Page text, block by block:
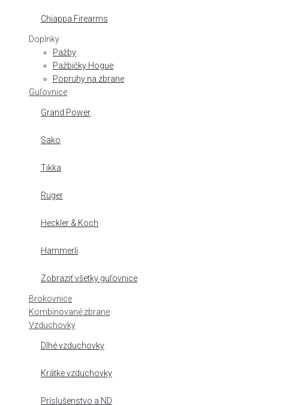
Chiappa Firearms
Doplnky
Pažby
Pažbičky Hogue
Popruhy na zbrane
Guľovnice
Grand Power
Sako
Tikka
Ruger
Heckler & Koch
Hammerli
Zobraziť všetky guľovnice
Brokovnice
Kombinované zbrane
Vzduchovky
Dlhé vzduchovky
Krátke vzduchovky
Príslušenstvo a ND